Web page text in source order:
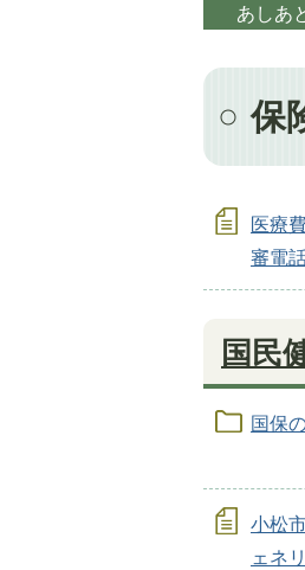
あしあ
保
医療
審電
国民
国保
小松
ェネ